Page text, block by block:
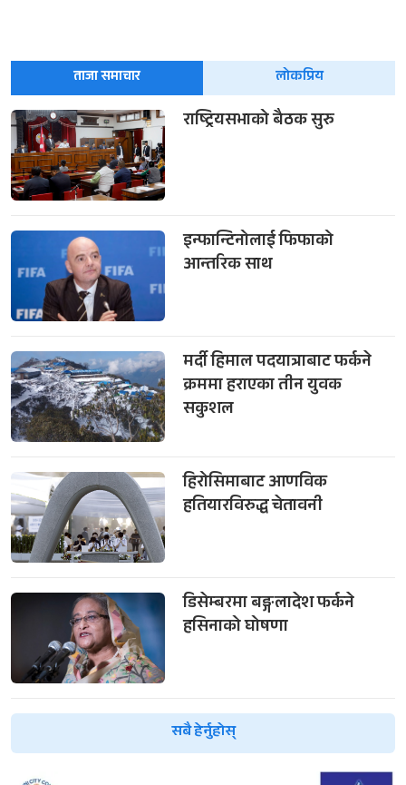
ताजा समाचार लोकप्रिय
राष्ट्रियसभाको बैठक सुरु
इन्फान्टिनोलाई फिफाको
आन्तरिक साथ
मर्दी हिमाल पदयात्राबाट फर्कने
क्रममा हराएका तीन युवक
सकुशल
हिरोसिमाबाट आणविक
हतियारविरुद्ध चेतावनी
डिसेम्बरमा बङ्गलादेश फर्कने
हसिनाको घोषणा
सबै हेर्नुहोस्